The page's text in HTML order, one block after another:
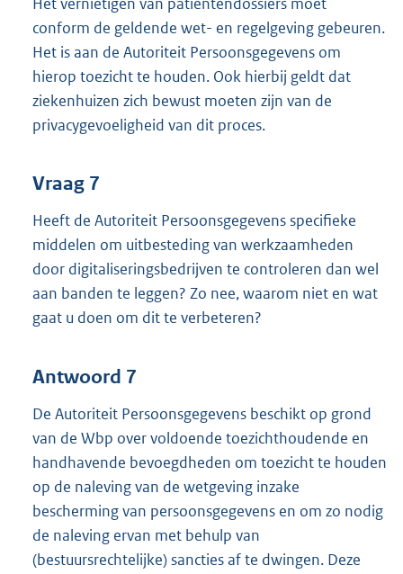
conform de geldende wet- en regelgeving gebeuren.
Het is aan de Autoriteit Persoonsgegevens om
hierop toezicht te houden. Ook hierbij geldt dat
ziekenhuizen zich bewust moeten zijn van de
privacygevoeligheid van dit proces.
Vraag 7
Heeft de Autoriteit Persoonsgegevens specifieke
middelen om uitbesteding van werkzaamheden
door digitaliseringsbedrijven te controleren dan wel
aan banden te leggen? Zo nee, waarom niet en wat
gaat u doen om dit te verbeteren?
Antwoord 7
De Autoriteit Persoonsgegevens beschikt op grond
van de Wbp over voldoende toezichthoudende en
handhavende bevoegdheden om toezicht te houden
op de naleving van de wetgeving inzake
bescherming van persoonsgegevens en om zo nodig
de naleving ervan met behulp van
(bestuursrechtelijke) sancties af te dwingen. Deze